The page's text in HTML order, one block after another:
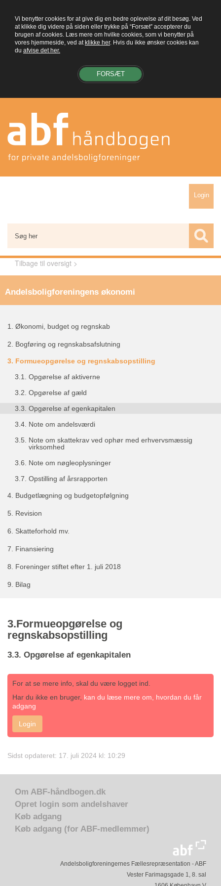
Vi benytter cookies for at give dig en bedre oplevelse af dit besøg. Ved
at klikke dig videre på siden eller trykke på “Forsæt” accepterer du
brugen af cookies. Læs mere om hvilke cookies, som vi benytter på
vores hjemmeside, ved at klikke her. Hvis du ikke ønsker cookies kan
du afvise det her.
FORSÆT
Login
Tilbage til oversigt >
Andelsboligforeningens økonomi
1. Økonomi, budget og regnskab
2. Bogføring og regnskabsafslutning
3. Formueopgørelse og regnskabsopstilling
3.1. Opgørelse af aktiverne
3.2. Opgørelse af gæld
3.3. Opgørelse af egenkapitalen
3.4. Note om andelsværdi
3.5. Note om skattekrav ved ophør med erhvervsmæssig
virksomhed
3.6. Note om nøgleoplysninger
3.7. Opstilling af årsrapporten
4. Budgetlægning og budgetopfølgning
5. Revision
6. Skatteforhold mv.
7. Finansiering
8. Foreninger stiftet efter 1. juli 2018
9. Bilag
3.Formueopgørelse og
regnskabsopstilling
3.3. Opgørelse af egenkapitalen
For at se mere info, skal du være logget ind.
Har du ikke en bruger, kan du læse mere om, hvordan du får
adgang
Login
Sidst opdateret: 17. juli 2024 kl: 10:29
Om ABF-håndbogen.dk
Opret login som andelshaver
Køb adgang
Køb adgang (for ABF-medlemmer)
Andelsboligforeningernes Fællesrepræsentation - ABF
Vester Farimagsgade 1, 8. sal